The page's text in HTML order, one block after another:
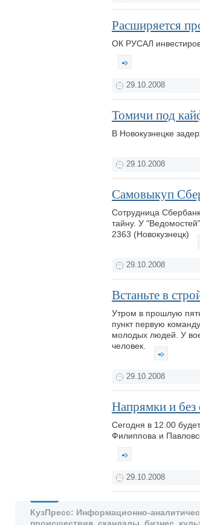
Расширяется
ОК РУСАЛ
29.10.2008
Томичи под
В Новокузнецке
29.10.2008
Самовыкуп
Сотрудница
тайну. У
2363 (Новокузнецк)
29.10.2008
Встаньте в
Утром в прошлую
пункт первую
молодых людей. У
человек.
29.10.2008
Напрямки и без
Сегодня в 12.00
Филиппова и
29.10.2008
КузПресс: Информационно-